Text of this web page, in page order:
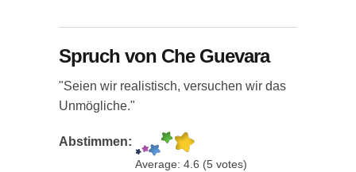
Spruch von Che Guevara
"Seien wir realistisch, versuchen wir das
Unmögliche."
Abstimmen:
Average: 4.6 (5 votes)